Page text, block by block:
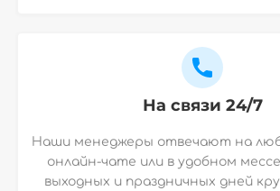
На связи 24/7
Наши менеджеры отвечают на
онлайн-чате или в удобном
выходных и праздничных дней